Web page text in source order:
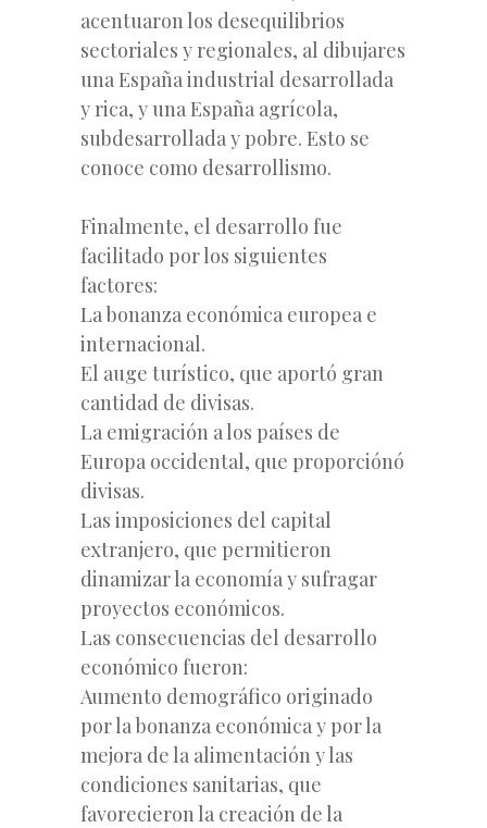
acentuaron los desequilibrios
sectoriales y regionales, al dibujares
una España industrial desarrollada
y rica, y una España agrícola,
subdesarrollada y pobre. Esto se
conoce como desarrollismo.
Finalmente, el desarrollo fue
facilitado por los siguientes
factores:
La bonanza económica europea e
internacional.
El auge turístico, que aportó gran
cantidad de divisas.
La emigración a los países de
Europa occidental, que proporciónó
divisas.
Las imposiciones del capital
extranjero, que permitieron
dinamizar la economía y sufragar
proyectos económicos.
Las consecuencias del desarrollo
económico fueron:
Aumento demográfico originado
por la bonanza económica y por la
mejora de la alimentación y las
condiciones sanitarias, que
favorecieron la creación de la